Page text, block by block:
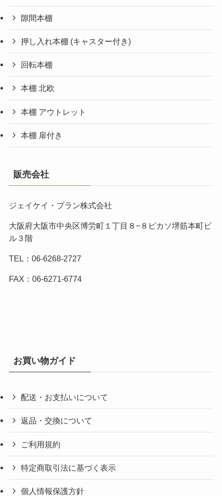
隙間本棚
押し入れ本棚 (キャスター付き)
回転本棚
本棚 北欧
本棚 アウトレット
本棚 扉付き
販売会社
ジェイケイ・プラン株式会社
大阪府大阪市中央区博労町１丁目８−８ピカソ堺筋本町ビ
ル３階
TEL：06-6268-2727
FAX：06-6271-6774
お買い物ガイド
配送・お支払いについて
返品・交換について
ご利用規約
特定商取引法に基づく表示
個人情報保護方針